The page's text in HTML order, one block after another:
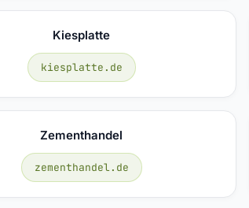
Kiesplatte
kiesplatte.de
Zementhandel
zementhandel.de